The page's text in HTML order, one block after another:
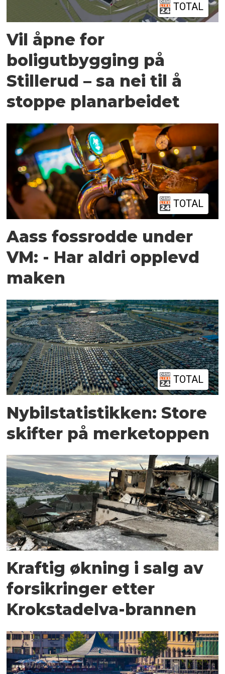
TOTAL
Vil åpne for
boligutbygging på
Stillerud – sa nei til å
stoppe planarbeidet
TOTAL
Aass fossrodde under
VM: - Har aldri opplevd
maken
TOTAL
Nybilstatistikken: Store
skifter på merketoppen
Kraftig økning i salg av
forsikringer etter
Krokstadelva-brannen